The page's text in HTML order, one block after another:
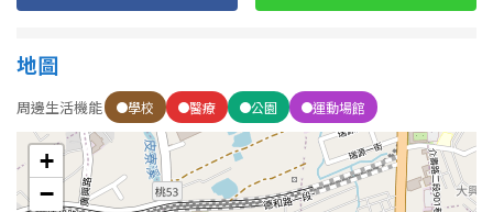
地圖
周邊生活機能 學校 醫療 公園 運動場館
+
−